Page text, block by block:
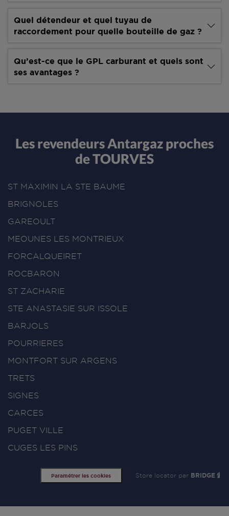
Quel détendeur et quel tuyau de
raccordement pour quelle bouteille de gaz ?
Qu’est-ce que le GPL carburant et quels sont
ses avantages ?
Les revendeurs Antargaz proches
de TOURVES
ST MAXIMIN LA STE BAUME
BRIGNOLES
GAREOULT
MEOUNES LES MONTRIEUX
FORCALQUEIRET
ROCBARON
ST ZACHARIE
STE ANASTASIE SUR ISSOLE
BARJOLS
POURRIERES
MONTFORT SUR ARGENS
TRETS
SIGNES
CARCES
PUGET VILLE
CUGES LES PINS
Paramétrer les cookies Store locator par BRIDGE